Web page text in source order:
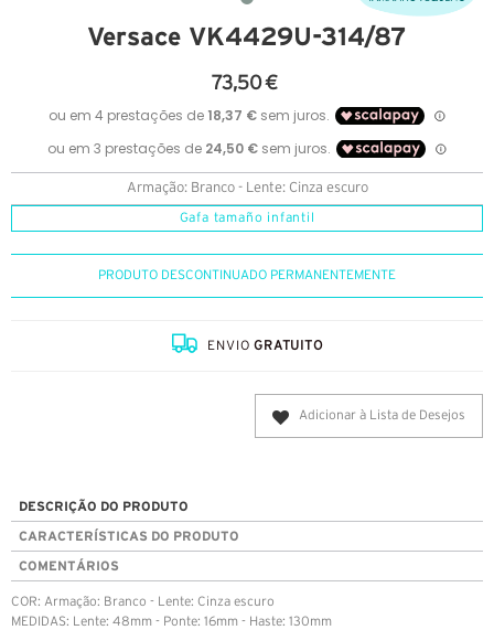
Versace VK4429U-314/87
73,50 €
Armação: Branco - Lente: Cinza escuro
Gafa tamaño infantil
PRODUTO DESCONTINUADO PERMANENTEMENTE
ENVIOGRATUITO
Adicionar à Lista de Desejos
DESCRIÇÃO DO PRODUTO
CARACTERÍSTICAS DO PRODUTO
COMENTÁRIOS
COR: Armação: Branco - Lente: Cinza escuro
MEDIDAS: Lente: 48mm - Ponte: 16mm - Haste: 130mm